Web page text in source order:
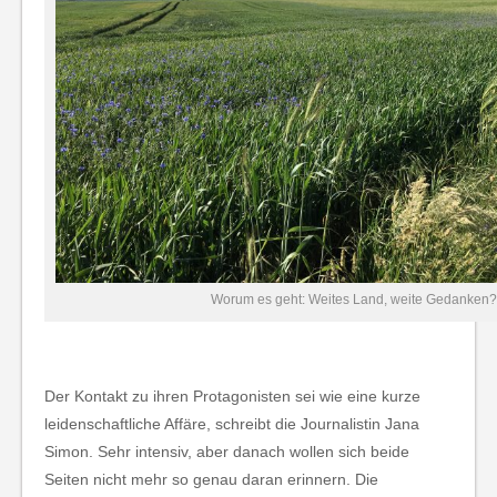
Worum es geht: Weites Land, weite Gedanken?
Der Kontakt zu ihren Protagonisten sei wie eine kurze
leidenschaftliche Affäre, schreibt die Journalistin Jana
Simon. Sehr intensiv, aber danach wollen sich beide
Seiten nicht mehr so genau daran erinnern. Die